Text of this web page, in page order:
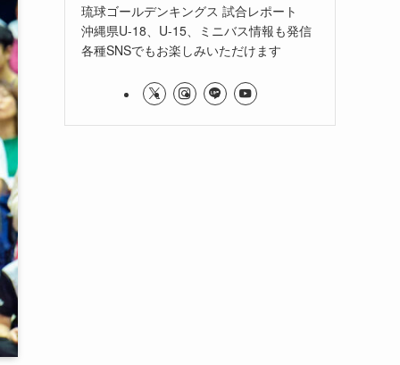
琉球ゴールデンキングス 試合レポート
沖縄県U-18、U-15、ミニバス情報も発信
各種SNSでもお楽しみいただけます